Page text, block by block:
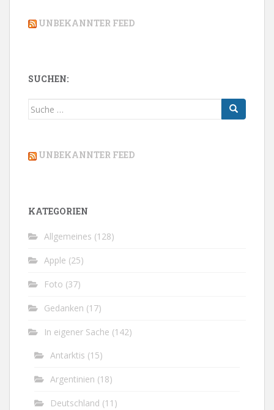
UNBEKANNTER FEED
SUCHEN:
Suche
UNBEKANNTER FEED
KATEGORIEN
Allgemeines (128)
Apple (25)
Foto (37)
Gedanken (17)
In eigener Sache (142)
Antarktis (15)
Argentinien (18)
Deutschland (11)